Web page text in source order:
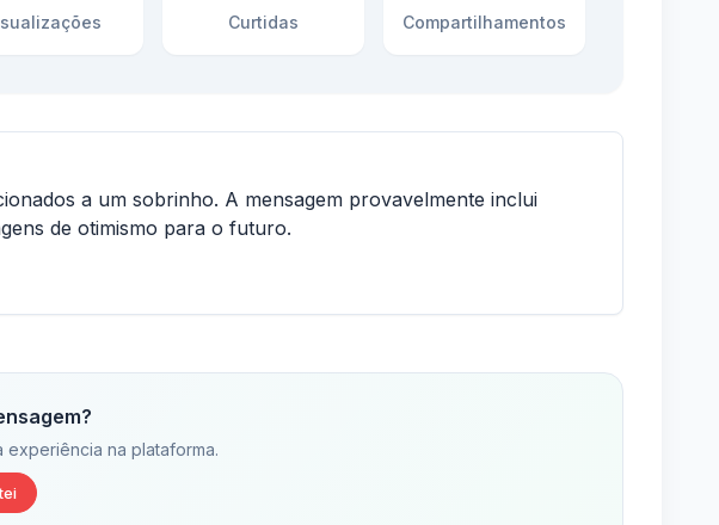
Curtidas Compartilhamentos
a um sobrinho. A mensagem provavelmente inclui
de otimismo para o futuro.
na plataforma.